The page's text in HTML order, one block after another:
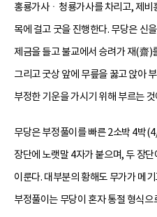
홍룡가사ㆍ청룡가사를 차리고, 제
목에 걸고 굿을 진행한다. 무당은 신
제금을 들고 불교에서 승려가 재(齋)
그리고 굿상 앞에 무릎을 꿇고 앉아
부정한 기운을 가시기 위해 부르는
무당은 부정풀이를 빠른 2소박 4박
장단에 노랫말 4자가 붙으며, 두 장
이룬다. 대부분의 황해도 무가가 메
부정풀이는 무당이 혼자 통절 형식으